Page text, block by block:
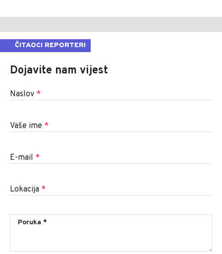
ČITAOCI REPORTERI
Dojavite nam vijest
Naslov *
Vaše ime *
E-mail *
Lokacija *